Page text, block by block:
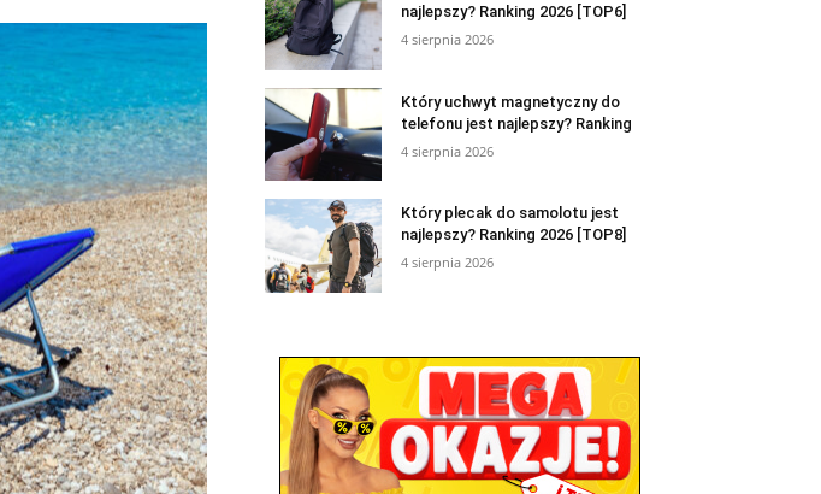
najlepszy? Ranking 2026 [TOP6]
4 sierpnia 2026
Który uchwyt magnetyczny do
telefonu jest najlepszy? Ranking
4 sierpnia 2026
Który plecak do samolotu jest
najlepszy? Ranking 2026 [TOP8]
4 sierpnia 2026